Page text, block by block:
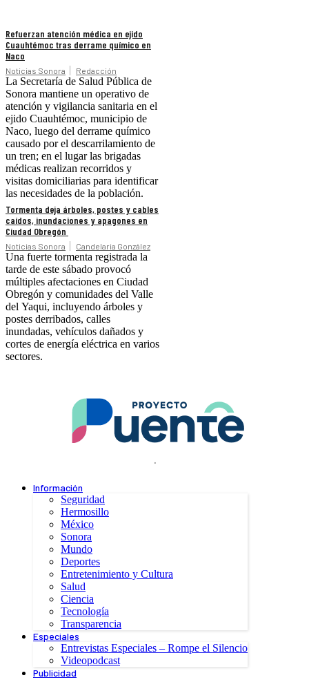
Refuerzan atención médica en ejido
Cuauhtémoc tras derrame químico en
Naco
Noticias Sonora Redacción
La Secretaría de Salud Pública de
Sonora mantiene un operativo de
atención y vigilancia sanitaria en el
ejido Cuauhtémoc, municipio de
Naco, luego del derrame químico
causado por el descarrilamiento de
un tren; en el lugar las brigadas
médicas realizan recorridos y
visitas domiciliarias para identificar
las necesidades de la población.
Tormenta deja árboles, postes y cables
caídos, inundaciones y apagones en
Ciudad Obregón
Noticias Sonora Candelaria González
Una fuerte tormenta registrada la
tarde de este sábado provocó
múltiples afectaciones en Ciudad
Obregón y comunidades del Valle
del Yaqui, incluyendo árboles y
postes derribados, calles
inundadas, vehículos dañados y
cortes de energía eléctrica en varios
sectores.
.
Información
Seguridad
Hermosillo
México
Sonora
Mundo
Deportes
Entretenimiento y Cultura
Salud
Ciencia
Tecnología
Transparencia
Especiales
Entrevistas Especiales – Rompe el Silencio
Videopodcast
Publicidad